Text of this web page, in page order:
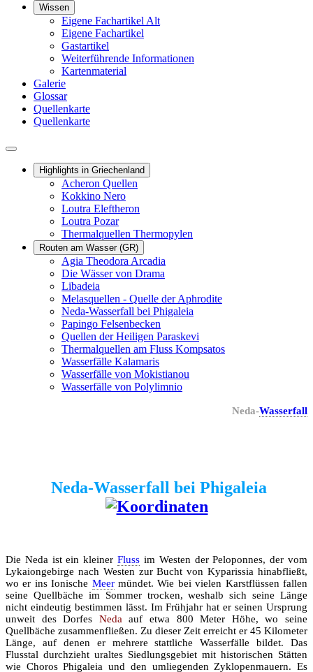
Wissen
Eigene Fachartikel Alt
Eigene Fachartikel
Gastartikel
Weiterführende Informationen
Kartenmaterial
Galerie
Glossar
Quellenkarte
Quellenkarte
Highlights in Griechenland
Acheron Quellen
Kokkino Nero
Loutra Eleftheron
Loutra Pozar
Thermalquellen Thermopylen
Routen am Wasser (GR)
Agia Theodora Arcadia
Die Wässer von Drama
Libadeia
Melasquellen - Quelle der Aphrodite
Neda-Wasserfall bei Phigaleia
Papingo Felsenbecken
Quellen der Heiligen Paraskevi
Thermalquellen am Fluss Kompsatos
Wasserfälle Kalamaris
Wasserfälle von Mokistianou
Wasserfälle von Polylimnio
Neda-Wasserfall
Neda-Wasserfall bei Phigaleia
Die Neda ist ein kleinerFluss im Westen der Peloponnes, der vom
Lykaiongebirge nach Westen zur Bucht von Kyparissia hinabfließt,
wo er ins Ionische Meermündet. Wie bei vielen Karstflüssen fallen
seine Quellbäche im Sommer trocken, weshalb sich seine Länge
nicht eindeutig bestimmen lässt. Im Frühjahr hat er seinen Ursprung
unweit des Dorfes Neda auf etwa 800 Meter Höhe, wo seine
Quellbäche zusammenfließen. Zu dieser Zeit erreicht er 45 Kilometer
Länge, auf denen er mehrere stattliche Wasserfälle bildet. Das
Flusstal durchzieht uraltes Siedlungsgebiet mit historischen Stätten
wie Choros Phigaleia und den umliegenden Zyklopenmauern. Es